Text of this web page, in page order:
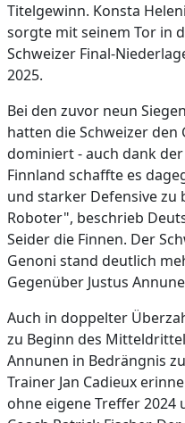
Titelgewinn. Konsta
sorgte mit seinem Tor in
Schweizer Final-
2025.
Bei den zuvor neun
hatten die Schweizer den
dominiert - auch dank
Finnland schaffte es
und starker Defensive zu
Roboter", beschrieb
Seider die Finnen. Der
Genoni stand deutlich
Gegenüber Justus
Auch in doppelter
zu Beginn des
Annunen in Bedrängnis
Trainer Jan Cadieux
ohne eigene Treffer